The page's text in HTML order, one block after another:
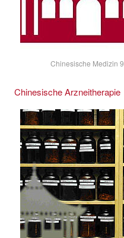
Chinesische Medizin 9
Chinesische Arzneitherapie